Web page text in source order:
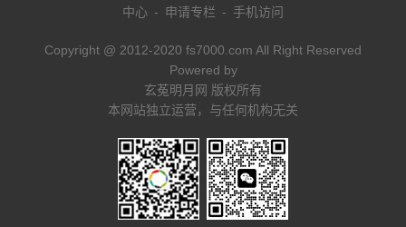
中心 - 申请专栏 - 手机访问
Copyright @ 2012-2020 fs7000.com All Right Reserved
Powered by
玄菟明月网 版权所有
本网站独立运营，与任何机构无关